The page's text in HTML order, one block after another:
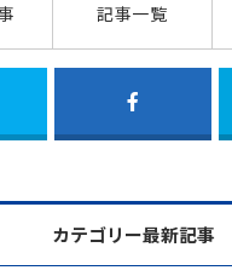
記事一覧
カテゴリー最新記事